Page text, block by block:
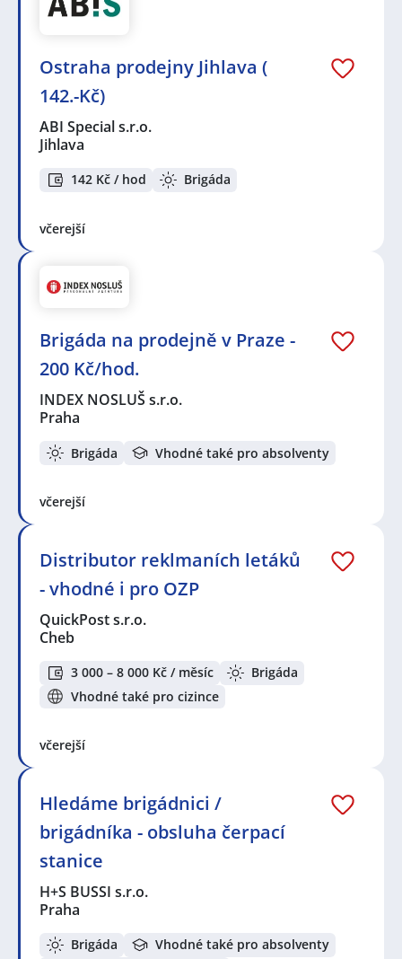
Ostraha prodejny Jihlava (
142.-Kč)
ABI Special s.r.o.
Jihlava
142 Kč / hod Brigáda
včerejší
Brigáda na prodejně v Praze -
200 Kč/hod.
INDEX NOSLUŠ s.r.o.
Praha
Brigáda Vhodné také pro absolventy
včerejší
Distributor reklmaních letáků
- vhodné i pro OZP
QuickPost s.r.o.
Cheb
3 000 – 8 000 Kč / měsíc
Brigáda
Vhodné také pro cizince
včerejší
Hledáme brigádnici /
brigádníka - obsluha čerpací
stanice
H+S BUSSI s.r.o.
Praha
Brigáda
Vhodné také pro absolventy